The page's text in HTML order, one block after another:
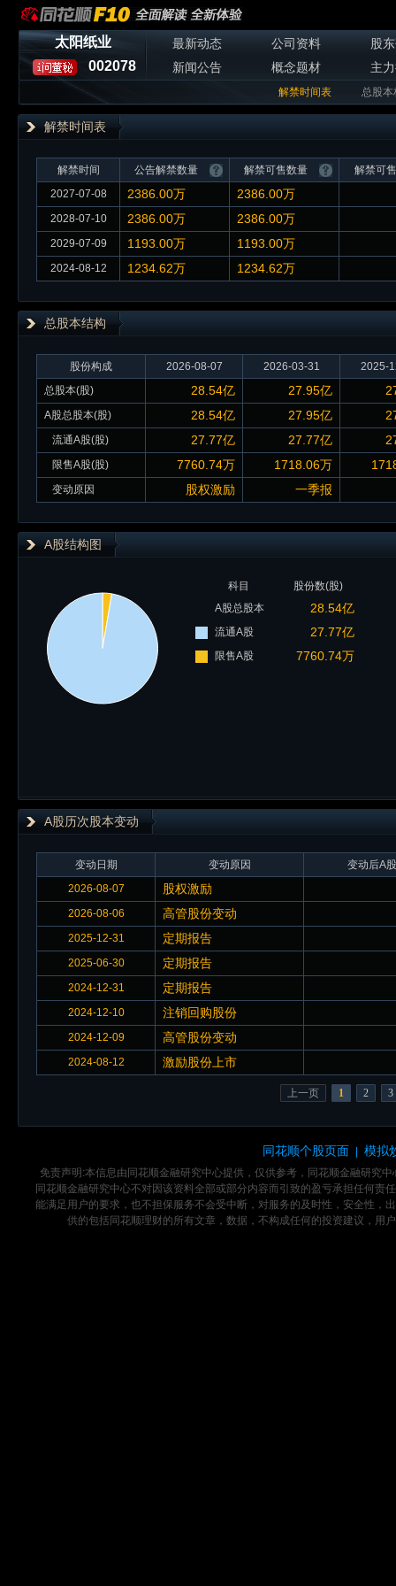
太阳纸业
002078
最新动态 公司资料
股
新闻公告
概念题材 主
解禁时间表 总股本
解禁时间表
解禁时间 公告解禁数量 解禁可售数量
解禁可
2027-07-08
2386.00万 2386.00万
2028-07-10 2386.00万 2386.00万
2029-07-09 1193.00万 1193.00万
2024-08-12 1234.62万 1234.62万
总股本结构
股份构成 2026-08-07 2026-03-31
2025-
总股本(股)
28.54亿 27.95亿
A股总股本(股) 28.54亿 27.95亿
流通A股(股) 27.77亿 27.77亿
限售A股(股) 7760.74万 1718.06万
变动原因 股权激励 一季报
A股结构图
科目
股份数(股)
A股总股本
28.54亿
流通A股 27.77亿
限售A股 7760.74万
A股历次股本变动
变动日期 变动原因
变动后A
2026-08-07
股权激励
2026-08-06 高管股份变动
2025-12-31 定期报告
2025-06-30 定期报告
2024-12-31 定期报告
2024-12-10 注销回购股份
2024-12-09 高管股份变动
2024-08-12 激励股份上市
上一页 1 2 3
同花顺个股页面 模拟
免责声明:本信息由同花顺金融研究中心提供，仅供参考，同花顺金融研究
同花顺金融研究中心不对因该资料全部或部分内容而引致的盈亏承担任何
能满足用户的要求，也不担保服务不会受中断，对服务的及时性，安全性，
供的包括同花顺理财的所有文章，数据，不构成任何的投资建议，用